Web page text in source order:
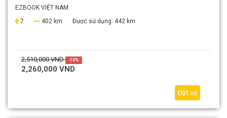
EZBOOK VIỆT NAM
7
402 km Được sử dụng: 442 km
2,510,000 VND -10%
2,260,000 VND
Đặt xe